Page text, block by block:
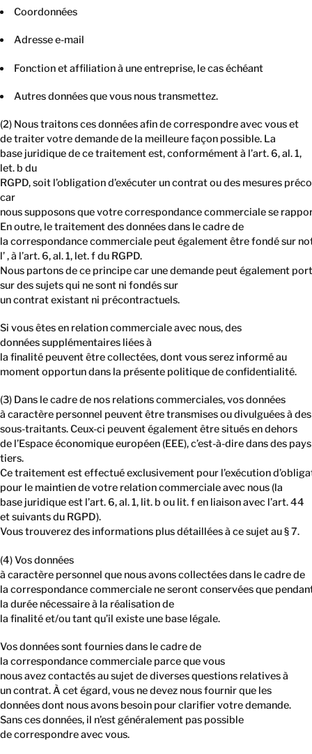
Coordonnées
Adresse e-mail
Fonction et affiliation à une entreprise, le cas échéant
Autres données que vous nous transmettez.
(2) Nous traitons ces données afin de correspondre avec vous et
de traiter votre demande de la meilleure façon possible. La
base juridique de ce traitement est, conformément à l’art. 6, al. 1,
let. b du
RGPD, soit l’obligation d’exécuter un contrat ou des mesures
car
nous supposons que votre correspondance commerciale se
En outre, le traitement des données dans le cadre de
la correspondance commerciale peut également être fondé sur
l’ , à l’art. 6, al. 1, let. f du RGPD.
Nous partons de ce principe car une demande peut également
sur des sujets qui ne sont ni fondés sur
un contrat existant ni précontractuels.
Si vous êtes en relation commerciale avec nous, des
données supplémentaires liées à
la finalité peuvent être collectées, dont vous serez informé au
moment opportun dans la présente politique de confidentialité.
(3) Dans le cadre de nos relations commerciales, vos données
à caractère personnel peuvent être transmises ou divulguées à des
sous-traitants. Ceux-ci peuvent également être situés en dehors
de l’Espace économique européen (EEE), c’est-à-dire dans des pays
tiers.
Ce traitement est effectué exclusivement pour l’exécution
pour le maintien de votre relation commerciale avec nous (la
base juridique est l’art. 6, al. 1, lit. b ou lit. f en liaison avec l’art. 44
et suivants du RGPD).
Vous trouverez des informations plus détaillées à ce sujet au § 7.
(4) Vos données
à caractère personnel que nous avons collectées dans le cadre de
la correspondance commerciale ne seront conservées que
la durée nécessaire à la réalisation de
la finalité et/ou tant qu’il existe une base légale.
Vos données sont fournies dans le cadre de
la correspondance commerciale parce que vous
nous avez contactés au sujet de diverses questions relatives à
un contrat. À cet égard, vous ne devez nous fournir que les
données dont nous avons besoin pour clarifier votre demande.
Sans ces données, il n’est généralement pas possible
de correspondre avec vous.